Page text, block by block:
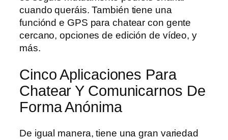
cuando queráis. También tiene una
funciónd e GPS para chatear con gente
cercano, opciones de edición de vídeo, y
más.
Cinco Aplicaciones Para
Chatear Y Comunicarnos De
Forma Anónima
De igual manera, tiene una gran variedad